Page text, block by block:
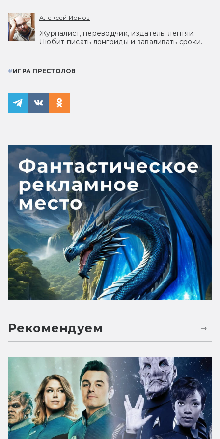
Алексей Ионов
Журналист, переводчик, издатель, лентяй.
Любит писать лонгриды и заваливать сроки.
#ИГРА ПРЕСТОЛОВ
Рекомендуем